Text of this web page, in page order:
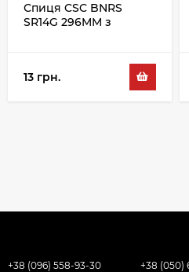
Спиця CSC BNRS
SR14G 296MM з
13 грн.
+38 (096) 558-93-30 +38 (050)